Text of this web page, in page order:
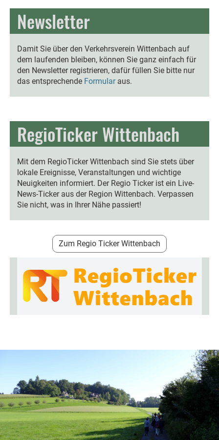
Newsletter
Damit Sie über den Verkehrsverein Wittenbach auf
dem laufenden bleiben, können Sie ganz einfach für
den Newsletter registrieren, dafür füllen Sie bitte nur
das entsprechende Formular aus.
RegioTicker Wittenbach
Mit dem RegioTicker Wittenbach sind Sie stets über
lokale Ereignisse, Veranstaltungen und wichtige
Neuigkeiten informiert. Der Regio Ticker ist ein Live-
News-Ticker aus der Region Wittenbach. Verpassen
Sie nicht, was in Ihrer Nähe passiert!
Zum Regio Ticker Wittenbach